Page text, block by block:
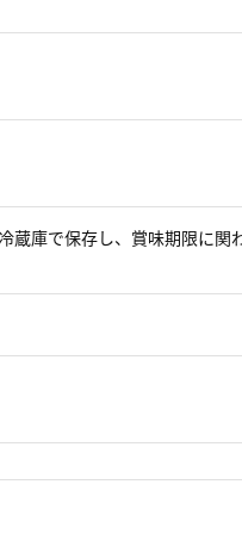
蔵庫で保存し、賞味期限に関